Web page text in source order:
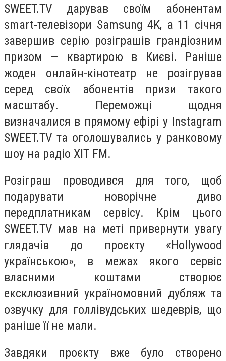
SWEET.TV дарував своїм абонентам
smart-телевізори Samsung 4K, а 11 січня
завершив серію розіграшів грандіозним
призом — квартирою в Києві. Раніше
жоден онлайн-кінотеатр не розігрував
серед своїх абонентів призи такого
масштабу. Переможці щодня
визначалися в прямому ефірі у Instagram
SWEET.TV та оголошувались у ранковому
шоу на радіо ХІТ FM.
Розіграш проводився для того, щоб
подарувати новорічне диво
передплатникам сервісу. Крім цього
SWEET.TV мав на меті привернути увагу
глядачів до проєкту «Hollywood
українською», в межах якого сервіс
власними коштами створює
ексклюзивний україномовний дубляж та
озвучку для голлівудських шедеврів, що
раніше її не мали.
Завдяки проєкту вже було створено